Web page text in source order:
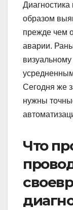
образом
прежде чем
аварии.
Сегодня же
нужны
Что